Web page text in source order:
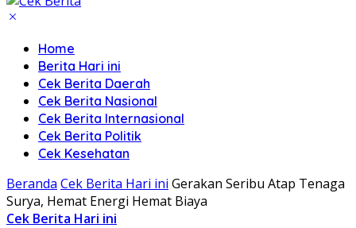
Home
Berita Hari ini
Cek Berita Daerah
Cek Berita Nasional
Cek Berita Internasional
Cek Berita Politik
Cek Kesehatan
Beranda Cek Berita Hari ini Gerakan Seribu Atap Tenaga
Surya, Hemat Energi Hemat Biaya
Cek Berita Hari ini